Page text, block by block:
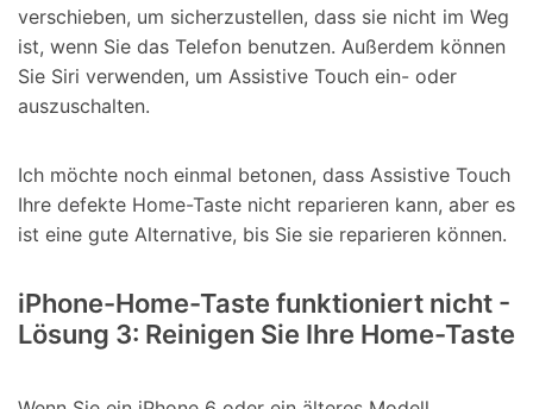
verschieben, um sicherzustellen, dass sie nicht im Weg
ist, wenn Sie das Telefon benutzen. Außerdem können
Sie Siri verwenden, um Assistive Touch ein- oder
auszuschalten.
Ich möchte noch einmal betonen, dass Assistive Touch
Ihre defekte Home-Taste nicht reparieren kann, aber es
ist eine gute Alternative, bis Sie sie reparieren können.
iPhone-Home-Taste funktioniert nicht -
Lösung 3: Reinigen Sie Ihre Home-Taste